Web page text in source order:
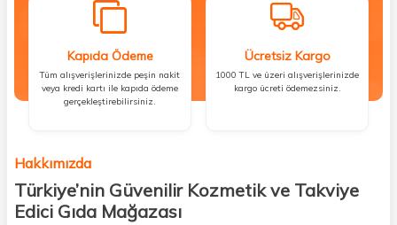
Kapıda Ödeme
Tüm alışverişlerinizde peşin nakit
veya kredi kartı ile kapıda ödeme
gerçekleştirebilirsiniz.
Ücretsiz Kargo
1000 TL ve üzeri alışverişlerinizde
kargo ücreti ödemezsiniz.
Hakkımızda
Türkiye’nin Güvenilir Kozmetik ve Takviye
Edici Gıda Mağazası